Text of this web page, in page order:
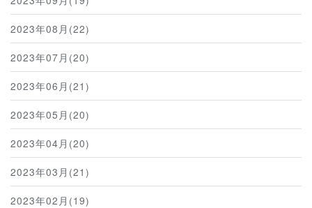
2023年08月(22)
2023年07月(20)
2023年06月(21)
2023年05月(20)
2023年04月(20)
2023年03月(21)
2023年02月(19)